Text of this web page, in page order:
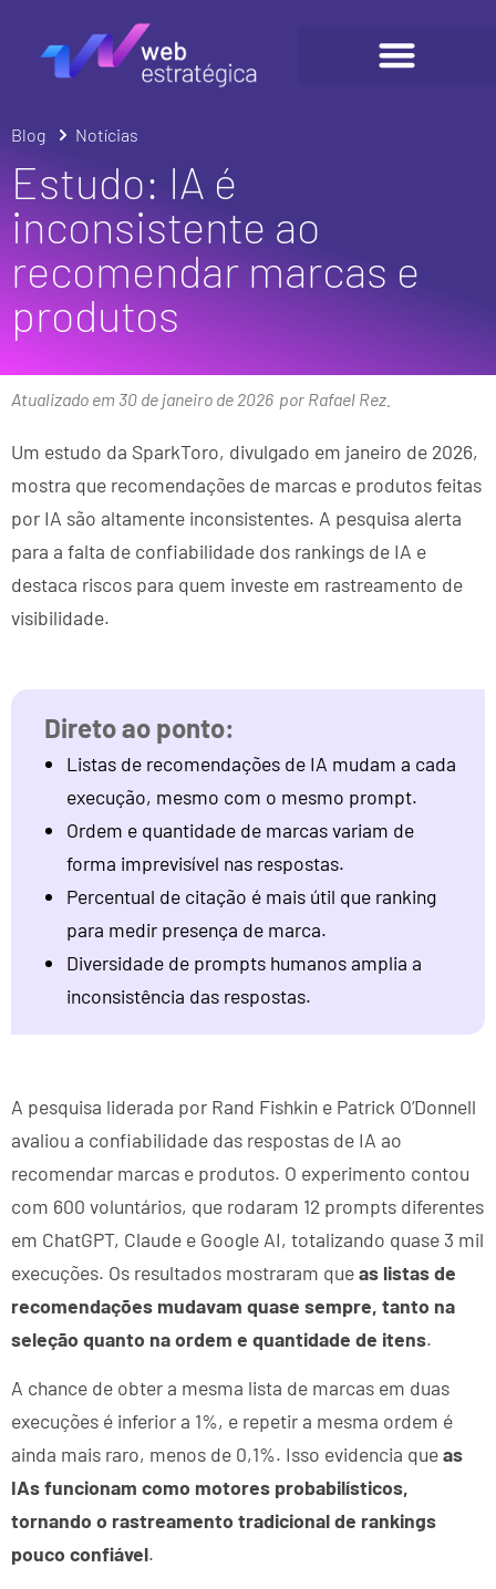
Blog Notícias
Estudo: IA é
inconsistente ao
recomendar marcas e
produtos
Atualizado em 30 de janeiro de 2026 por Rafael Rez.
Um estudo da SparkToro, divulgado em janeiro de 2026,
mostra que recomendações de marcas e produtos feitas
por IA são altamente inconsistentes. A pesquisa alerta
para a falta de confiabilidade dos rankings de IA e
destaca riscos para quem investe em rastreamento de
visibilidade.
Listas de recomendações de IA mudam a cada
execução, mesmo com o mesmo prompt.
Ordem e quantidade de marcas variam de
forma imprevisível nas respostas.
Percentual de citação é mais útil que ranking
para medir presença de marca.
Diversidade de prompts humanos amplia a
inconsistência das respostas.
A pesquisa liderada por Rand Fishkin e Patrick O’Donnell
avaliou a confiabilidade das respostas de IA ao
recomendar marcas e produtos. O experimento contou
com 600 voluntários, que rodaram 12 prompts diferentes
em ChatGPT, Claude e Google AI, totalizando quase 3 mil
execuções. Os resultados mostraram queas listas de
recomendações mudavam quase sempre, tanto na
seleção quanto na ordem e quantidade de itens.
A chance de obter a mesma lista de marcas em duas
execuções é inferior a 1%, e repetir a mesma ordem é
ainda mais raro, menos de 0,1%. Isso evidencia queas
IAs funcionam como motores probabilísticos,
tornando o rastreamento tradicional de rankings
pouco confiável.